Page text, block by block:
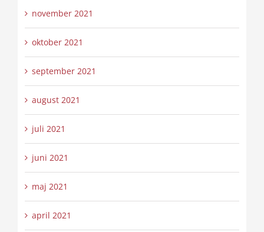
november 2021
oktober 2021
september 2021
august 2021
juli 2021
juni 2021
maj 2021
april 2021